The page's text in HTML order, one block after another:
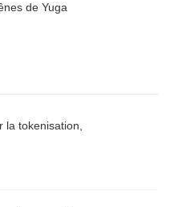
de Yuga
la tokenisation,